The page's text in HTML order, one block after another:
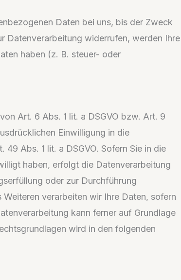
Daten bei uns, bis der Zweck
Datenverarbeitung widerrufen, werden Ihre
haben (z. B. steuer- oder
Art. 6 Abs. 1 lit. a DSGVO bzw. Art. 9
Einwilligung in die
Abs. 1 lit. a DSGVO. Sofern Sie in die
haben, erfolgt die Datenverarbeitung
oder zur Durchführung
verarbeiten wir Ihre Daten, sofern
kann ferner auf Grundlage
wird in den folgenden